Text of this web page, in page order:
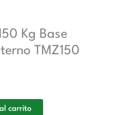
Kg Base
TMZ150
€.
carrito